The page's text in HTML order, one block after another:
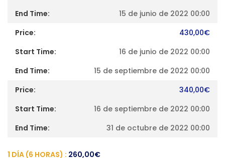
15 de junio de 2022 00:00
430,00€
16 de junio de 2022 00:00
15 de septiembre de 2022 00:00
340,00€
16 de septiembre de 2022 00:00
31 de octubre de 2022 00:00
1 DÍA (6 HORAS) : 260,00€